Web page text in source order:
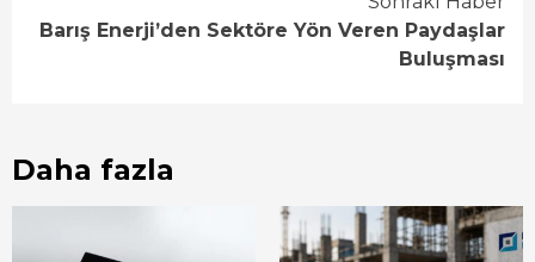
Barış Enerji’den Sektöre Yön Veren Paydaşlar
Buluşması
Daha fazla